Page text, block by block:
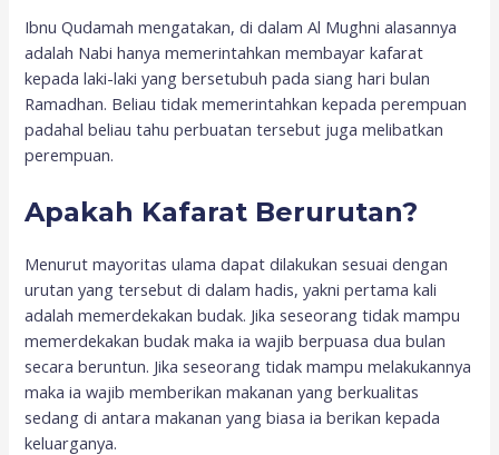
Ibnu Qudamah mengatakan, di dalam Al Mughni alasannya
adalah Nabi hanya memerintahkan membayar kafarat
kepada laki-laki yang bersetubuh pada siang hari bulan
Ramadhan. Beliau tidak memerintahkan kepada perempuan
padahal beliau tahu perbuatan tersebut juga melibatkan
perempuan.
Apakah Kafarat Berurutan?
Menurut mayoritas ulama dapat dilakukan sesuai dengan
urutan yang tersebut di dalam hadis, yakni pertama kali
adalah memerdekakan budak. Jika seseorang tidak mampu
memerdekakan budak maka ia wajib berpuasa dua bulan
secara beruntun. Jika seseorang tidak mampu melakukannya
maka ia wajib memberikan makanan yang berkualitas
sedang di antara makanan yang biasa ia berikan kepada
keluarganya.